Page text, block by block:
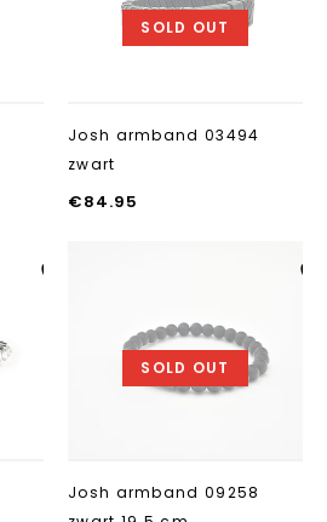
SOLD OUT
Josh armband 03494
zwart
€84.95
SOLD OUT
Josh armband 09258